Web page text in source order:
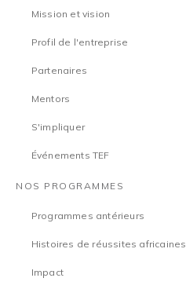
Mission et vision
Profil de l'entreprise
Partenaires
Mentors
S'impliquer
Événements TEF
NOS PROGRAMMES
Programmes antérieurs
Histoires de réussites africaines
Impact